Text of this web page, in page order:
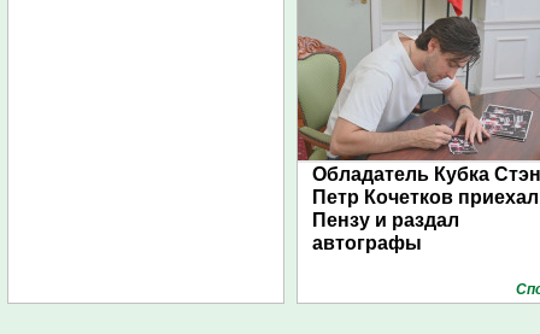
Обладатель Кубка
Петр Кочетков
Пензу и раздал
автографы